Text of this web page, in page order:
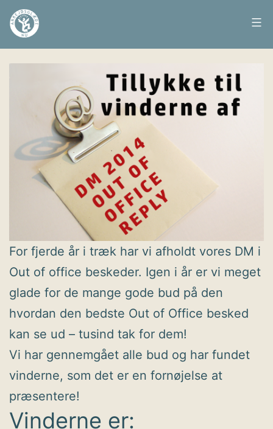
Fortsæt
Arbejdsglæde
Udgivet
For fjerde år i træk har vi afholdt vores DM i
Out of office beskeder. Igen i år er vi meget
glade for de mange gode bud på den
hvordan den bedste Out of Office besked
kan se ud – tusind tak for dem!
Vi har gennemgået alle bud og har fundet
vinderne, som det er en fornøjelse at
præsentere!
Vinderne er: